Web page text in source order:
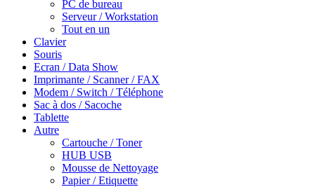
PC de bureau
Serveur / Workstation
Tout en un
Clavier
Souris
Ecran / Data Show
Imprimante / Scanner / FAX
Modem / Switch / Téléphone
Sac à dos / Sacoche
Tablette
Autre
Cartouche / Toner
HUB USB
Mousse de Nettoyage
Papier / Etiquette